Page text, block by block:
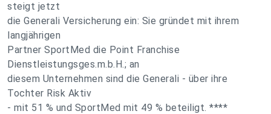
steigt jetzt
die Generali Versicherung ein: Sie gründet mit ihrem
langjährigen
Partner SportMed die Point Franchise
Dienstleistungsges.m.b.H.; an
diesem Unternehmen sind die Generali - über ihre
Tochter Risk Aktiv
- mit 51 % und SportMed mit 49 % beteiligt. ****